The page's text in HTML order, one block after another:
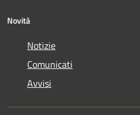
Novità
Notizie
Comunicati
Avvisi